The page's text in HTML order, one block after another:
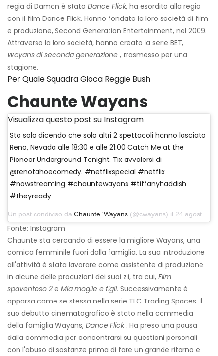
regia di Damon è stato Dance Flick, ha esordito alla regia
con il film Dance Flick. Hanno fondato la loro società di film
e produzione, Second Generation Entertainment, nel 2009.
Attraverso la loro società, hanno creato la serie BET,
Wayans di seconda generazione , trasmesso per una
stagione.
Per Quale Squadra Gioca Reggie Bush
Chaunte Wayans
Visualizza questo post su Instagram
Sto solo dicendo che solo altri 2 spettacoli hanno lasciato
Reno, Nevada alle 18:30 e alle 21:00 Catch Me at the
Pioneer Underground Tonight. Tix avvalersi di
@renotahoecomedy. #netflixspecial #netflix
#nowstreaming #chauntewayans #tiffanyhaddish
#theyready
Un post condiviso da Chaunte 'Wayans (@cwayans) il 24 agosto 2019 alle 14:42 PDT
Fonte: Instagram
Chaunte sta cercando di essere la migliore Wayans, una
comica femminile fuori dalla famiglia. La sua introduzione
all'attività è stata lavorare come assistente di produzione
in alcune delle produzioni dei suoi zii, tra cui, Film
spaventoso 2 e Mia moglie e figli. Successivamente è
apparsa come se stessa nella serie TLC Trading Spaces. Il
suo debutto cinematografico è stato nella commedia
della famiglia Wayans, Dance Flick. Ha preso una pausa
dalla commedia per concentrarsi su questioni personali
con l'abuso di sostanze prima di fare un grande ritorno e